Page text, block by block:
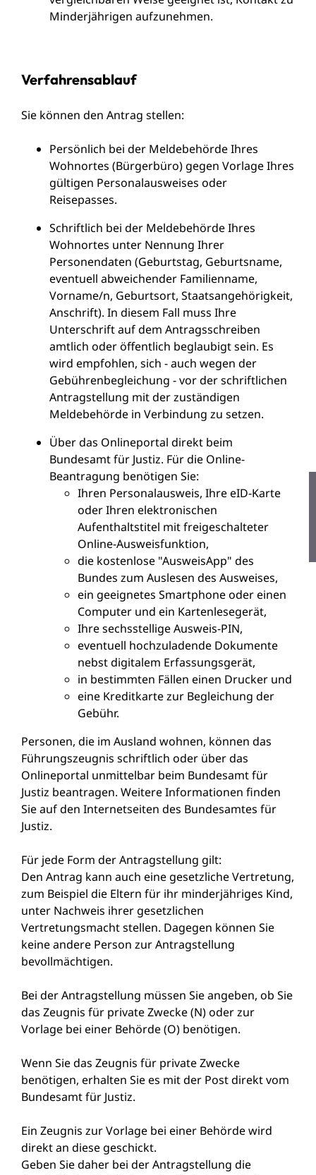
Minderjährigen aufzunehmen.
Verfahrensablauf
Sie können den Antrag stellen:
Persönlich bei der Meldebehörde Ihres
Wohnortes (Bürgerbüro) gegen Vorlage Ihres
gültigen Personalausweises oder
Reisepasses.
Schriftlich bei der Meldebehörde Ihres
Wohnortes unter Nennung Ihrer
Personendaten (Geburtstag, Geburtsname,
eventuell abweichender Familienname,
Vorname/n, Geburtsort, Staatsangehörigkeit,
Anschrift). In diesem Fall muss Ihre
Unterschrift auf dem Antragsschreiben
amtlich oder öffentlich beglaubigt sein. Es
wird empfohlen, sich - auch wegen der
Gebührenbegleichung - vor der schriftlichen
Antragstellung mit der zuständigen
Meldebehörde in Verbindung zu setzen.
Über das Onlineportal direkt beim
Bundesamt für Justiz. Für die Online-
Beantragung benötigen Sie:
Ihren Personalausweis, Ihre eID-Karte
oder Ihren elektronischen
Aufenthaltstitel mit freigeschalteter
Online-Ausweisfunktion,
die kostenlose "AusweisApp" des
Bundes zum Auslesen des Ausweises,
ein geeignetes Smartphone oder einen
Computer und ein Kartenlesegerät,
Ihre sechsstelligeAusweis-PIN,
eventuell hochzuladende Dokumente
nebst digitalem Erfassungsgerät,
in bestimmten Fällen einen Drucker und
eine Kreditkarte zur Begleichung der
Gebühr.
Personen, die im Ausland wohnen, können das
Führungszeugnis schriftlich oder über das
Onlineportal unmittelbar beim Bundesamt für
Justiz beantragen. Weitere Informationen finden
Sie aufden Internetseiten des Bundesamtes für
Justiz.
Für jede Form der Antragstellung gilt:
Den Antrag kann auch eine gesetzliche Vertretung,
zum Beispiel die Eltern für ihr minderjähriges Kind,
unter Nachweis ihrer gesetzlichen
Vertretungsmachtstellen. Dagegen können Sie
keine andere Person zur Antragstellung
bevollmächtigen.
Bei der Antragstellung müssen Sie angeben, ob Sie
das Zeugnis für private Zwecke (N) oder zur
Vorlage bei einer Behörde (O) benötigen.
Wenn Sie das Zeugnis für private Zwecke
benötigen, erhalten Sie es mit der Post direkt vom
Bundesamt für Justiz.
Ein Zeugnis zur Vorlage bei einer Behörde wird
direkt an diese geschickt.
Geben Sie daher bei der Antragstellung die